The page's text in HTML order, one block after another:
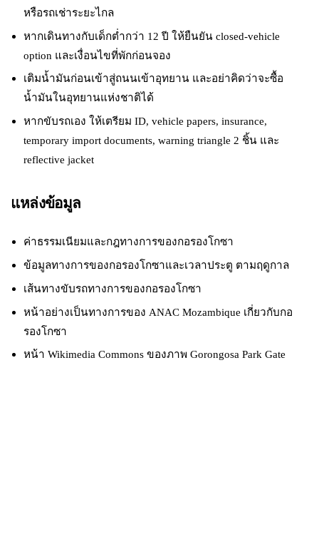
หรือรถเช่าระยะไกล
หากเดินทางกับเด็กต่ำกว่า 12 ปี ให้ยืนยัน closed-vehicle
option และเงื่อนไขที่พักก่อนจอง
เติมน้ำมันก่อนเข้าสู่ถนนเข้าอุทยาน และอย่าคิดว่าจะซื้อ
น้ำมันในอุทยานแห่งชาติได้
หากขับรถเอง ให้เตรียม ID, vehicle papers, insurance,
temporary import documents, warning triangle 2 ชิ้น และ
reflective jacket
แหล่งข้อมูล
ค่าธรรมเนียมและกฎทางการของกอรองโกซา
ข้อมูลทางการของกอรองโกซาและเวลาประตู ตามฤดูกาล
เส้นทางขับรถทางการของกอรองโกซา
หน้าอย่างเป็นทางการของ ANAC Mozambique เกี่ยวกับกอ
รองโกซา
หน้า Wikimedia Commons ของภาพ Gorongosa Park Gate